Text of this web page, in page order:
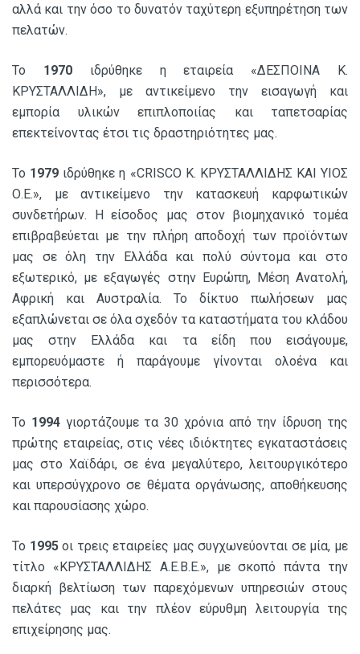
αλλά και την όσο το δυνατόν ταχύτερη εξυπηρέτηση των
πελατών.
Το 1970ιδρύθηκε η εταιρεία «ΔΕΣΠΟΙΝΑ Κ.
ΚΡΥΣΤΑΛΛΙΔΗ», με αντικείμενο την εισαγωγή και
εμπορία υλικών επιπλοποιίας και ταπετσαρίας
επεκτείνοντας έτσι τις δραστηριότητες μας.
Το 1979 ιδρύθηκε η «CRISCO Κ. ΚΡΥΣΤΑΛΛΙΔΗΣ ΚΑΙ ΥΙΟΣ
Ο.Ε.», με αντικείμενο την κατασκευή καρφωτικών
συνδετήρων. Η είσοδος μας στον βιομηχανικό τομέα
επιβραβεύεται με την πλήρη αποδοχή των προϊόντων
μας σε όλη την Ελλάδα και πολύ σύντομα και στο
εξωτερικό, με εξαγωγές στην Ευρώπη, Μέση Ανατολή,
Αφρική και Αυστραλία. Το δίκτυο πωλήσεων μας
εξαπλώνεται σε όλα σχεδόν τα καταστήματα του κλάδου
μας στην Ελλάδα και τα είδη που εισάγουμε,
εμπορευόμαστε ή παράγουμε γίνονται ολοένα και
περισσότερα.
Το 1994γιορτάζουμε τα 30 χρόνια από την ίδρυση της
πρώτης εταιρείας, στις νέες ιδιόκτητες εγκαταστάσεις
μας στο Χαϊδάρι, σε ένα μεγαλύτερο, λειτουργικότερο
και υπερσύγχρονο σε θέματα οργάνωσης, αποθήκευσης
και παρουσίασης χώρο.
Το 1995οι τρεις εταιρείες μας συγχωνεύονται σε μία, με
τίτλο «ΚΡΥΣΤΑΛΛΙΔΗΣ Α.Ε.Β.Ε.», με σκοπό πάντα την
διαρκή βελτίωση των παρεχόμενων υπηρεσιών στους
πελάτες μας και την πλέον εύρυθμη λειτουργία της
επιχείρησης μας.